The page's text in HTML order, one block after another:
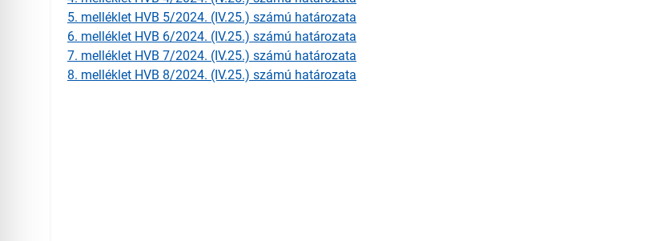
5. melléklet HVB 5/2024. (IV.25.) számú határozata
6. melléklet HVB 6/2024. (IV.25.) számú határozata
7. melléklet HVB 7/2024. (IV.25.) számú határozata
8. melléklet HVB 8/2024. (IV.25.) számú határozata